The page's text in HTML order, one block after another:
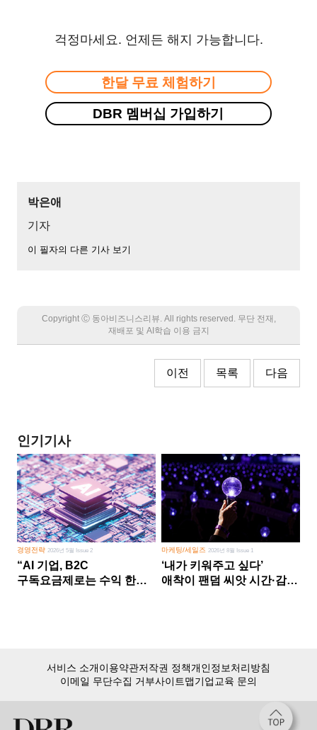
걱정마세요. 언제든 해지 가능합니다.
한달 무료 체험하기
DBR 멤버십 가입하기
박은애
기자
이 필자의 다른 기사 보기
Copyright Ⓒ 동아비즈니스리뷰. All rights reserved. 무단 전재,
재배포 및 AI학습 이용 금지
이전 목록 다음
인기기사
경영전략 2026년 5월 Issue 2
“AI 기업, B2C
구독요금제로는 수익 한계
마케팅/세일즈 2026년 8월 Issue 1
‘내가 키워주고 싶다’
애착이 팬덤 씨앗 시간·감정
서비스 소개이용약관저작권 정책개인정보처리방침
이메일 무단수집 거부사이트맵기업교육 문의